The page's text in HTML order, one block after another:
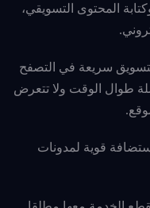
المحتوى التسويقي،
سريعة في التصفح
طوال الوقت ولا تتعرض
قوية لمدونات